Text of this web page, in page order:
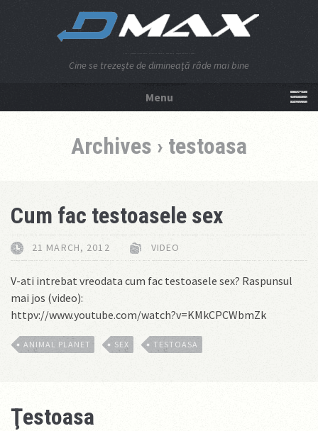
Cine se trezeşte de dimineaţă râde mai bine
Menu
Archives › testoasa
Cum fac testoasele sex
21 MARCH, 2012 VIDEO
V-ati intrebat vreodata cum fac testoasele sex? Raspunsul
mai jos (video):
httpv://www.youtube.com/watch?v=KMkCPCWbmZk
ANIMAL PLANET SEX TESTOASA
Ţestoasa